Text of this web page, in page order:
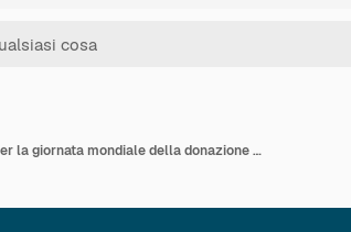
Modello di banner orizzontale piatto per la giornata mondiale della donazione di organi